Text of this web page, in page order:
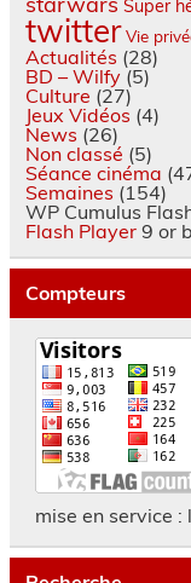
Super
twitter Vie
Actualités (28)
BD – Wilfy(5)
Culture (27)
Jeux Vidéos (4)
News (26)
Non classé (5)
Séance cinéma
Semaines (154)
WP Cumulus
Flash Player9 or
Compteurs
mise en service